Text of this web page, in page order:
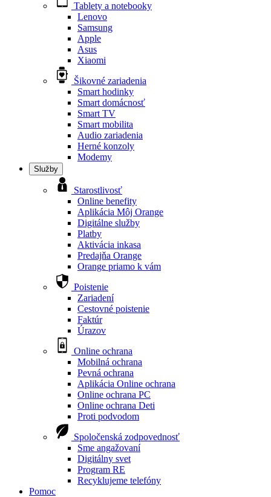
Tablety a notebooky
Lenovo
Samsung
Apple
Asus
Xiaomi
Šikovné zariadenia
Smart hodinky
Smart domácnosť
Smart TV
Smart mobilita
Audio zariadenia
Herné konzoly
Modemy
Služby
Starostlivosť
Online benefity
Aplikácia Môj Orange
Digitálne služby
Platby
Aktivácia inkasa
Predajňa Orange
Orange priamo k vám
Poistenie
Zariadení
Cestovné poistenie
Faktúr
Úrazov
Online ochrana
Mobilná ochrana
Pevná ochrana
Aplikácia Online ochrana
Online ochrana PC
Online ochrana Deti
Proti podvodom
Spoločenská zodpovednosť
Sme angažovaní
Digitálny svet
Program RE
Recyklujeme telefóny
Pomoc